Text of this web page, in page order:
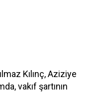
Kılınç, Aziziye
vakıf şartının